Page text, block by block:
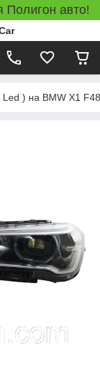
Полигон авто!
) на BMW X1